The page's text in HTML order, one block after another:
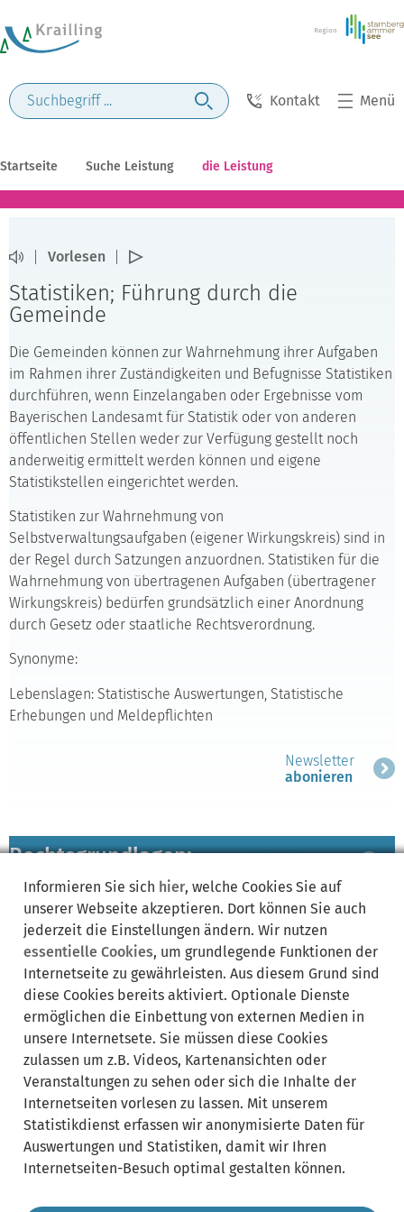
Kontakt Menü
Startseite Suche Leistung die Leistung
Vorlesen
Statistiken; Führung durch die
Gemeinde
Die Gemeinden können zur Wahrnehmung ihrer Aufgaben
im Rahmen ihrer Zuständigkeiten und Befugnisse Statistiken
durchführen, wenn Einzelangaben oder Ergebnisse vom
Bayerischen Landesamt für Statistik oder von anderen
öffentlichen Stellen weder zur Verfügung gestellt noch
anderweitig ermittelt werden können und eigene
Statistikstellen eingerichtet werden.
Statistiken zur Wahrnehmung von
Selbstverwaltungsaufgaben (eigener Wirkungskreis) sind in
der Regel durch Satzungen anzuordnen. Statistiken für die
Wahrnehmung von übertragenen Aufgaben (übertragener
Wirkungskreis) bedürfen grundsätzlich einer Anordnung
durch Gesetz oder staatliche Rechtsverordnung.
Synonyme:
Lebenslagen: Statistische Auswertungen, Statistische
Erhebungen und Meldepflichten
Newsletter
abonieren
Bereich
Rechtsgrundlagen:
Bereich
ausklappen
Verwandte Leistungen:
Bereich
ausklappen
zuständige Ämter/
Sachgebiete:
Bereich
ausklappen
Lebenslagen:
Informieren Sie sich hier, welche Cookies Sie auf
unserer Webseite akzeptieren. Dort können Sie auch
jederzeit die Einstellungen ändern. Wir nutzen
essentielle Cookies, um grundlegende Funktionen der
Internetseite zu gewährleisten. Aus diesem Grund sind
diese Cookies bereits aktiviert. Optionale Dienste
ermöglichen die Einbettung von externen Medien in
unsere Internetsete. Sie müssen diese Cookies
zulassen um z.B. Videos, Kartenansichten oder
Veranstaltungen zu sehen oder sich die Inhalte der
Internetseiten vorlesen zu lassen. Mit unserem
Statistikdienst erfassen wir anonymisierte Daten für
Auswertungen und Statistiken, damit wir Ihren
Internetseiten-Besuch optimal gestalten können.